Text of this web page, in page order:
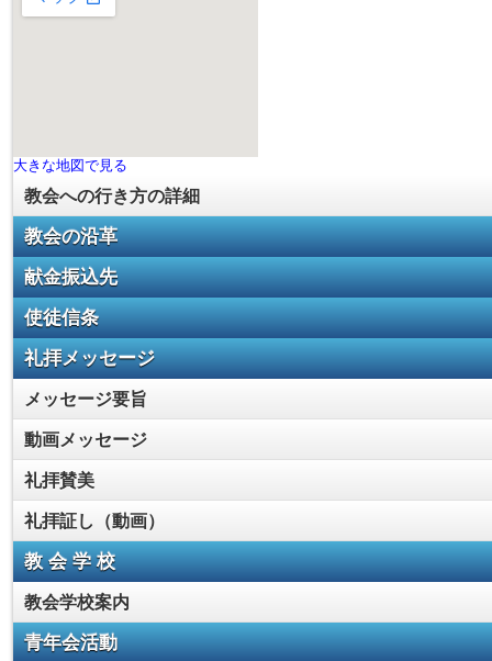
大きな地図で見る
教会への行き方の詳細
教会の沿革
献金振込先
使徒信条
礼拝メッセージ
メッセージ要旨
動画メッセージ
礼拝賛美
礼拝証し（動画）
教 会 学 校
教会学校案内
青年会活動